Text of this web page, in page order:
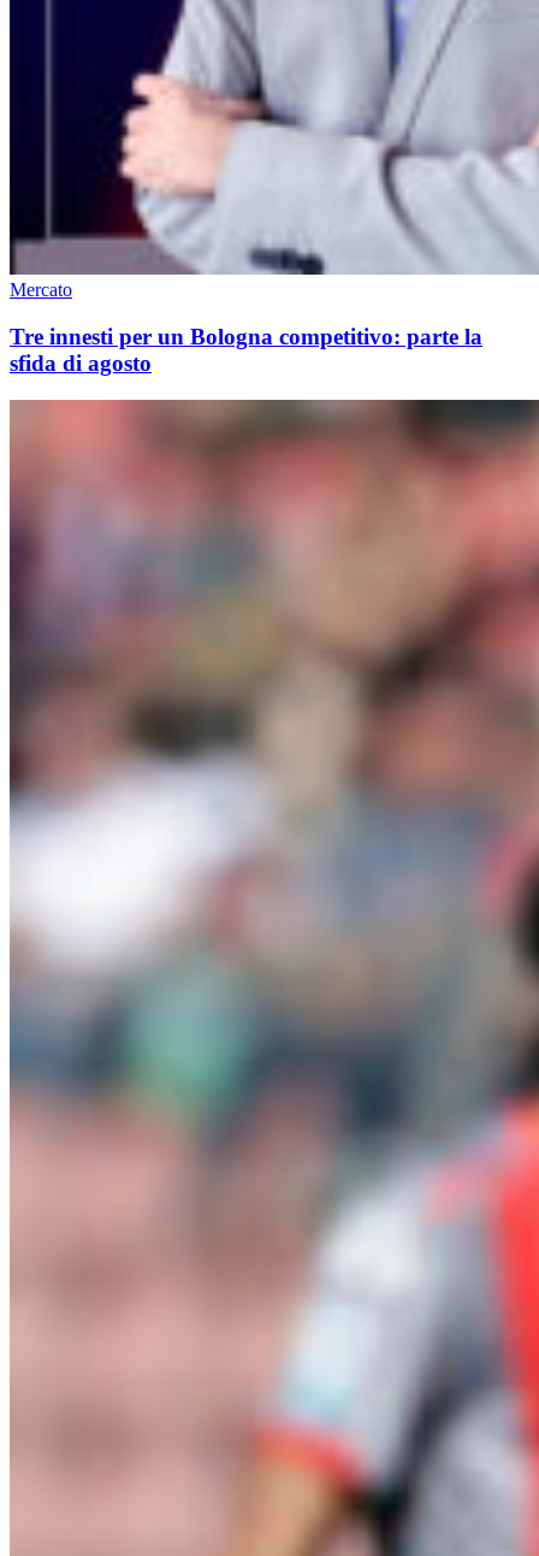
Mercato
Tre innesti per un Bologna competitivo: parte la
sfida di agosto